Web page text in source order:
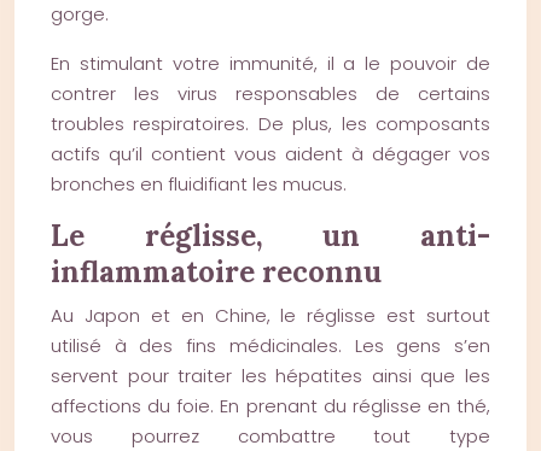
gorge.
En stimulant votre immunité, il a le pouvoir de
contrer les virus responsables de certains
troubles respiratoires. De plus, les composants
actifs qu’il contient vous aident à dégager vos
bronches en fluidifiant les mucus.
Le réglisse, un anti-
inflammatoire reconnu
Au Japon et en Chine, le réglisse est surtout
utilisé à des fins médicinales. Les gens s’en
servent pour traiter les hépatites ainsi que les
affections du foie. En prenant du réglisse en thé,
vous pourrez combattre tout type